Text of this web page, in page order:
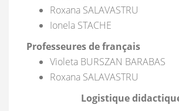
Roxana SALAVASTRU
Ionela STACHE
Professeures de français
Violeta BURSZAN BARABAS
Roxana SALAVASTRU
Logistique